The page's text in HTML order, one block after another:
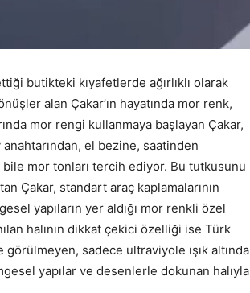
butikteki kıyafetlerde ağırlıklı olarak
alan Çakar’ın hayatında mor renk,
mor rengi kullanmaya başlayan Çakar,
el bezine, saatinden
bile mor tonları tercih ediyor. Bu tutkusunu
Çakar, standart araç kaplamalarının
yapıların yer aldığı mor renkli özel
halının dikkat çekici özelliği ise Türk
sadece ultraviyole ışık altında
yapılar ve desenlerle dokunan halıyla